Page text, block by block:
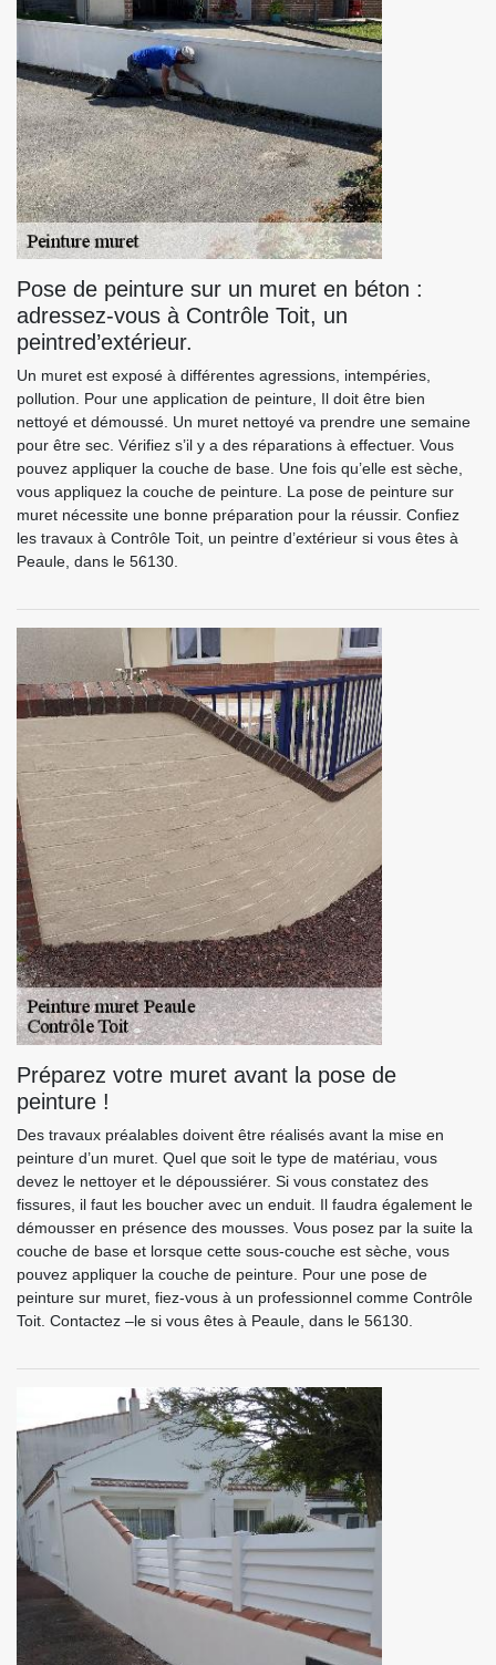
Pose de peinture sur un muret en béton :
adressez-vous à Contrôle Toit, un
peintred’extérieur.
Un muret est exposé à différentes agressions, intempéries,
pollution. Pour une application de peinture, Il doit être bien
nettoyé et démoussé. Un muret nettoyé va prendre une semaine
pour être sec. Vérifiez s’il y a des réparations à effectuer. Vous
pouvez appliquer la couche de base. Une fois qu’elle est sèche,
vous appliquez la couche de peinture. La pose de peinture sur
muret nécessite une bonne préparation pour la réussir. Confiez
les travaux à Contrôle Toit, un peintre d’extérieur si vous êtes à
Peaule, dans le 56130.
Préparez votre muret avant la pose de
peinture !
Des travaux préalables doivent être réalisés avant la mise en
peinture d’un muret. Quel que soit le type de matériau, vous
devez le nettoyer et le dépoussiérer. Si vous constatez des
fissures, il faut les boucher avec un enduit. Il faudra également le
démousser en présence des mousses. Vous posez par la suite la
couche de base et lorsque cette sous-couche est sèche, vous
pouvez appliquer la couche de peinture. Pour une pose de
peinture sur muret, fiez-vous à un professionnel comme Contrôle
Toit. Contactez –le si vous êtes à Peaule, dans le 56130.